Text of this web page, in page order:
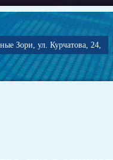
Зори, ул. Курчатова, 24,